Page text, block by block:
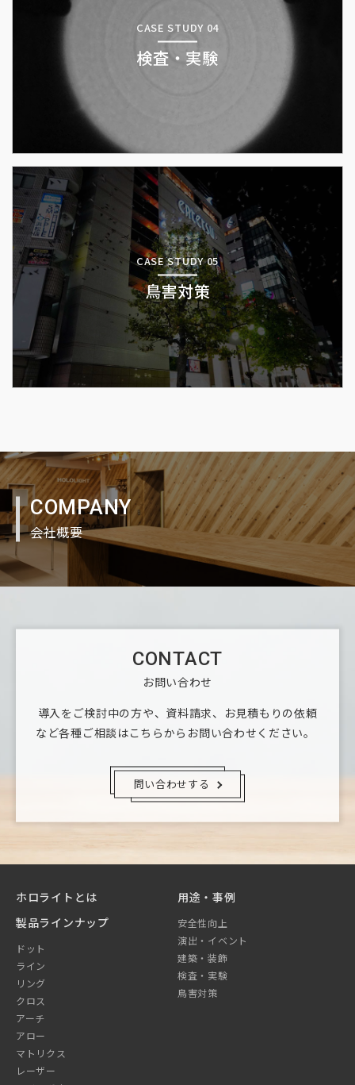
CASE STUDY 04
検査・実験
CASE STUDY 05
鳥害対策
COMPANY
会社概要
CONTACT
お問い合わせ
導入をご検討中の方や、資料請求、お見積もりの依頼
など各種ご相談はこちらからお問い合わせください。
問い合わせする
ホロライトとは
製品ラインナップ
ドット
ライン
リング
クロス
アーチ
アロー
マトリクス
レーザー
用途・事例
安全性向上
演出・イベント
建築・装飾
検査・実験
鳥害対策